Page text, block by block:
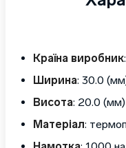
Країна виробник
Ширина: 30.0
Висота: 20.0 (мм)
Матеріал: